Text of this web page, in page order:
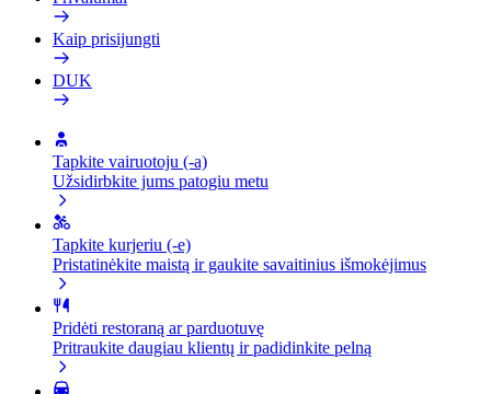
Kaip prisijungti
DUK
Tapkite vairuotoju (-a)
Užsidirbkite jums patogiu metu
Tapkite kurjeriu (-e)
Pristatinėkite maistą ir gaukite savaitinius išmokėjimus
Pridėti restoraną ar parduotuvę
Pritraukite daugiau klientų ir padidinkite pelną